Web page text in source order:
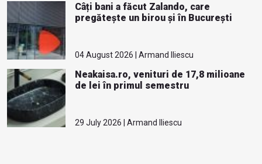
Câți bani a făcut Zalando, care
pregătește un birou și în București
04 August 2026 | Armand Iliescu
Neakaisa.ro, venituri de 17,8 milioane
de lei în primul semestru
29 July 2026 | Armand Iliescu